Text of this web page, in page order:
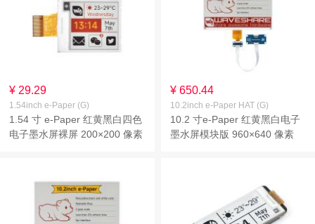
¥ 29.29
1.54inch e-Paper (G)
1.54 寸 e-Paper 红黄黑白四色
电子墨水屏裸屏 200×200 像素
¥ 650.44
10.2inch e-Paper HAT (G)
10.2 寸e-Paper 红黄黑白电子
墨水屏模块版 960×640 像素